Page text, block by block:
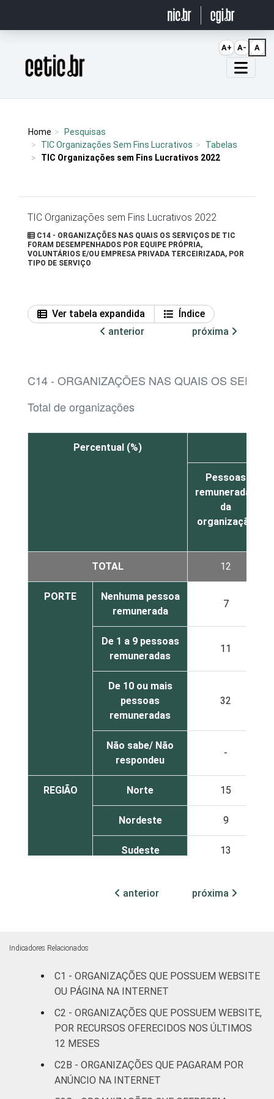
Página inicial
Home
Pesquisas
TIC Organizações Sem Fins Lucrativos
Tabelas
TIC Organizações sem Fins Lucrativos 2022
TIC Organizações sem Fins Lucrativos 2022
C14 - ORGANIZAÇÕES NAS QUAIS OS SERVIÇOS DE TIC
FORAM DESEMPENHADOS POR EQUIPE PRÓPRIA,
VOLUNTÁRIOS E/OU EMPRESA PRIVADA TERCEIRIZADA, POR
TIPO DE SERVIÇO
Ver tabela expandida
Índice
anterior
próxima
C14 - ORGANIZAÇÕES NAS QUAIS OS
Total de organizações
Percentual (%)
Pessoas
remuneradas
da
organização
TOTAL 12
PORTE
Nenhuma pessoa
remunerada
7
De 1 a 9 pessoas
remuneradas
11
De 10 ou mais
pessoas
remuneradas
32
Não sabe/ Não
respondeu
-
REGIÃO Norte 15
Nordeste 9
Sudeste 13
profissionais
recreação
14
pesquisa
anterior próxima
Indicadores Relacionados
C1 - ORGANIZAÇÕES QUE POSSUEM WEBSITE
OU PÁGINA NA INTERNET
C2 - ORGANIZAÇÕES QUE POSSUEM WEBSITE,
POR RECURSOS OFERECIDOS NOS ÚLTIMOS
12 MESES
C2B - ORGANIZAÇÕES QUE PAGARAM POR
ANÚNCIO NA INTERNET
A+ A- A